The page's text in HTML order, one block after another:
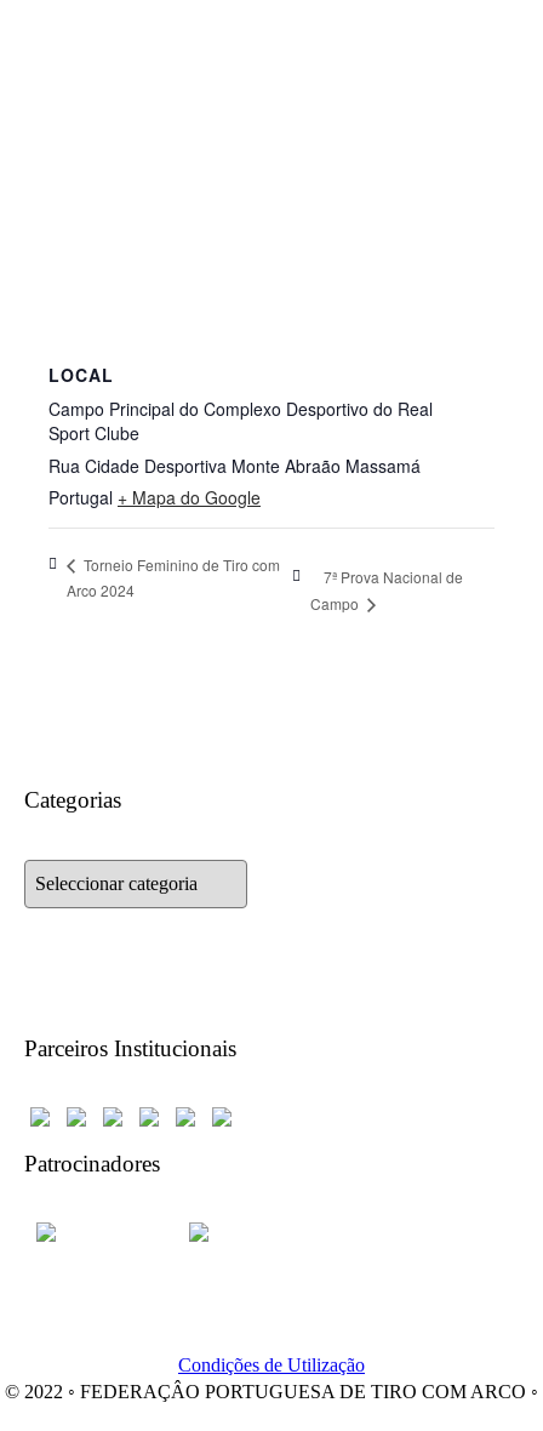
LOCAL
Campo Principal do Complexo Desportivo do Real
Sport Clube
Rua Cidade Desportiva Monte Abraão Massamá
Portugal + Mapa do Google
Torneio Feminino de Tiro com
Arco 2024
7ª Prova Nacional de
Campo
Categorias
Categorias
Parceiros Institucionais
Patrocinadores
Condições de Utilização
© 2022 ◦ FEDERAÇÂO PORTUGUESA DE TIRO COM ARCO ◦